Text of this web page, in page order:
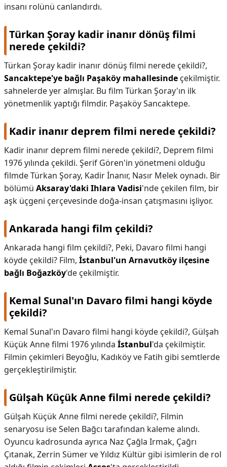
insanı rolünü canlandırdı.
Türkan Şoray kadir inanır dönüş filmi
nerede çekildi?
Türkan Şoray kadir inanır dönüş filmi nerede çekildi?,
Sancaktepe'ye bağlı Paşaköy mahallesinde çekilmiştir.
sahnelerde yer almışlar. Bu film Türkan Şoray'ın ilk
yönetmenlik yaptığı filmdir. Paşaköy Sancaktepe.
Kadir inanır deprem filmi nerede çekildi?
Kadir inanır deprem filmi nerede çekildi?, Deprem filmi
1976 yılında çekildi. Şerif Gören'in yönetmeni olduğu
filmde Türkan Şoray, Kadir İnanır, Nasır Melek oynadı. Bir
bölümü Aksaray'daki Ihlara Vadisi'nde çekilen film, bir
aşk üçgeni çerçevesinde doğa-insan çatışmasını işliyor.
Ankarada hangi film çekildi?
Ankarada hangi film çekildi?, Peki, Davaro filmi hangi
köyde çekildi? Film, İstanbul'un Arnavutköy ilçesine
bağlı Boğazköy'de çekilmiştir.
Kemal Sunal'ın Davaro filmi hangi köyde
çekildi?
Kemal Sunal'ın Davaro filmi hangi köyde çekildi?, Gülşah
Küçük Anne filmi 1976 yılında İstanbul'da çekilmiştir.
Filmin çekimleri Beyoğlu, Kadıköy ve Fatih gibi semtlerde
gerçekleştirilmiştir.
Gülşah Küçük Anne filmi nerede çekildi?
Gülşah Küçük Anne filmi nerede çekildi?, Filmin
senaryosu ise Selen Bağcı tarafından kaleme alındı.
Oyuncu kadrosunda ayrıca Naz Çağla Irmak, Çağrı
Çıtanak, Zerrin Sümer ve Yıldız Kültür gibi isimlerin de rol